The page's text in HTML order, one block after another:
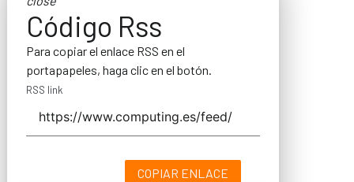
Código Rss
Para copiar el enlace RSS en el
portapapeles, haga clic en el botón.
RSS link
COPIAR ENLACE